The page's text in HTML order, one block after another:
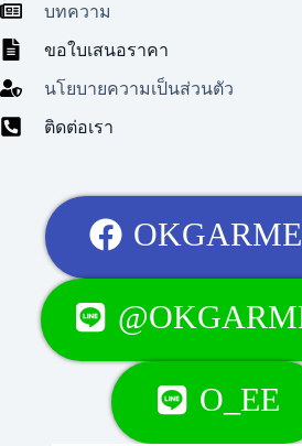
บทความ
ขอใบเสนอราคา
นโยบายความเป็นส่วนตัว
ติดต่อเรา
O_EE